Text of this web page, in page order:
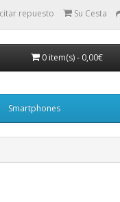
repuesto Su Cesta
0 item(s)- 0,00€
Smartphones